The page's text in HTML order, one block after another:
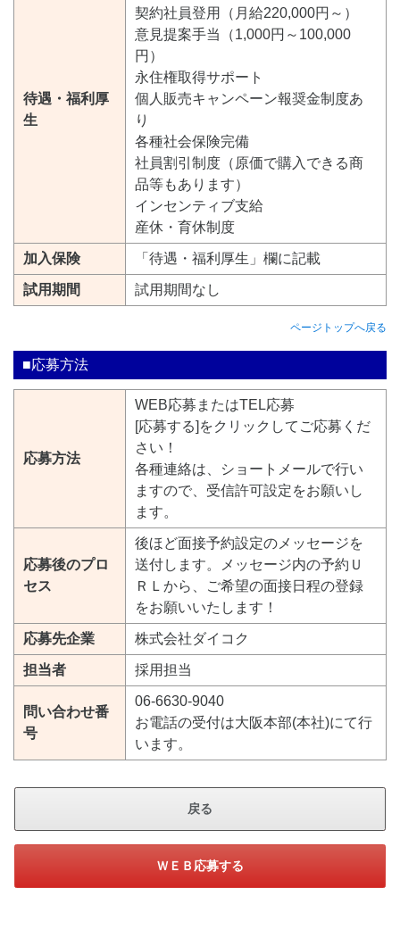
待遇・福利厚
生
契約社員登用（月給220,000円～）
意見提案手当（1,000円～100,000
円）
永住権取得サポート
個人販売キャンペーン報奨金制度あ
り
各種社会保険完備
社員割引制度（原価で購入できる商
品等もあります）
インセンティブ支給
産休・育休制度
加入保険 「待遇・福利厚生」欄に記載
試用期間 試用期間なし
ページトップへ戻る
■応募方法
応募方法
WEB応募またはTEL応募
[応募する]をクリックしてご応募くだ
さい！
各種連絡は、ショートメールで行い
ますので、受信許可設定をお願いし
ます。
応募後のプロ
セス
後ほど面接予約設定のメッセージを
送付します。メッセージ内の予約Ｕ
ＲＬから、ご希望の面接日程の登録
をお願いいたします！
応募先企業 株式会社ダイコク
担当者 採用担当
問い合わせ番
号
06-6630-9040
お電話の受付は大阪本部(本社)にて行
います。
戻る
ＷＥＢ応募する